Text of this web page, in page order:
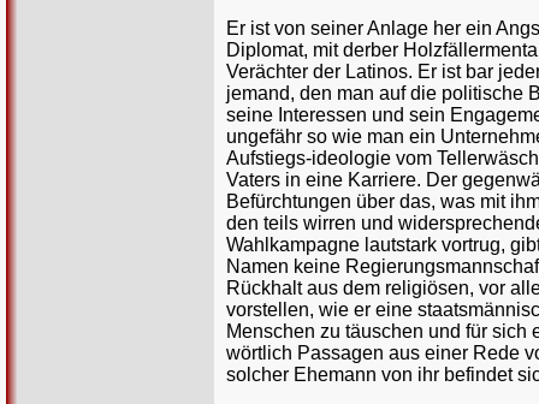
Er ist von seiner Anlage her ein
Diplomat, mit derber
Verächter der Latinos. Er ist bar
jemand, den man auf die politische
seine Interessen und sein
ungefähr so wie man ein
Aufstiegs-ideologie vom
Vaters in eine Karriere. Der
Befürchtungen über das, was mit
den teils wirren und
Wahlkampagne lautstark vortrug,
Namen keine
Rückhalt aus dem religiösen, vor
vorstellen, wie er eine
Menschen zu täuschen und für sich
wörtlich Passagen aus einer Rede
solcher Ehemann von ihr befindet